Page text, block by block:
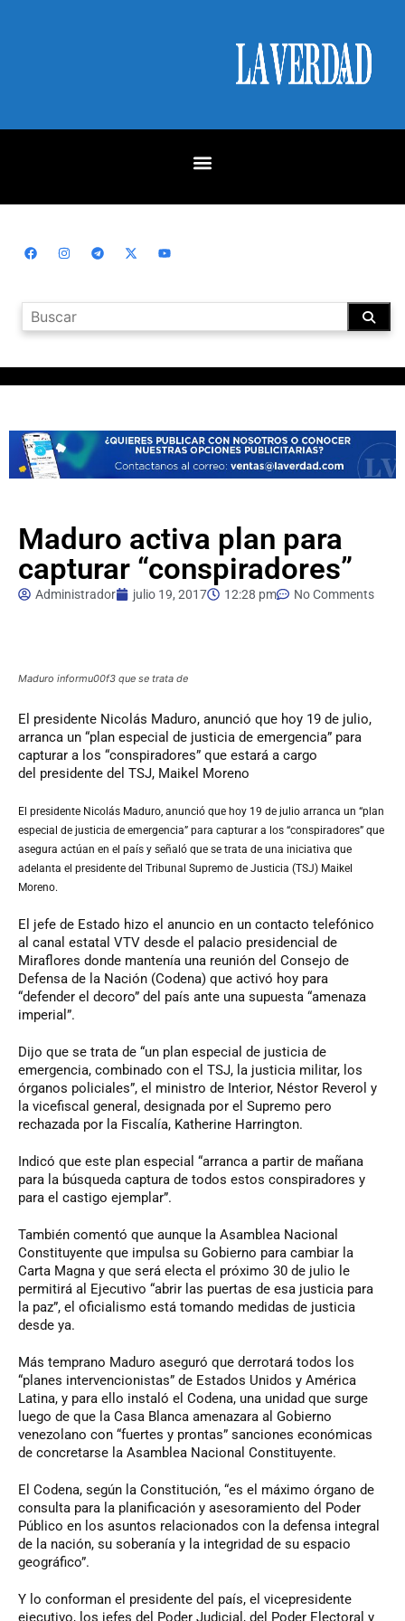
Maduro activa plan para
capturar “conspiradores”
Administrador julio 19, 2017 12:28 pm No Comments
Maduro informu00f3 que se trata de
El presidente Nicolás Maduro, anunció que hoy 19 de julio,
arranca un “plan especial de justicia de emergencia” para
capturar a los “conspiradores” que estará a cargo
del presidente del TSJ, Maikel Moreno
El presidente Nicolás Maduro, anunció que hoy 19 de julio arranca un “plan
especial de justicia de emergencia” para capturar a los “conspiradores” que
asegura actúan en el país y señaló que se trata de una iniciativa que
adelanta el presidente del Tribunal Supremo de Justicia (TSJ) Maikel
Moreno.
El jefe de Estado hizo el anuncio en un contacto telefónico
al canal estatal VTV desde el palacio presidencial de
Miraflores donde mantenía una reunión del Consejo de
Defensa de la Nación (Codena) que activó hoy para
“defender el decoro” del país ante una supuesta “amenaza
imperial”.
Dijo que se trata de “un plan especial de justicia de
emergencia, combinado con el TSJ, la justicia militar, los
órganos policiales”, el ministro de Interior, Néstor Reverol y
la vicefiscal general, designada por el Supremo pero
rechazada por la Fiscalía, Katherine Harrington.
Indicó que este plan especial “arranca a partir de mañana
para la búsqueda captura de todos estos conspiradores y
para el castigo ejemplar”.
También comentó que aunque la Asamblea Nacional
Constituyente que impulsa su Gobierno para cambiar la
Carta Magna y que será electa el próximo 30 de julio le
permitirá al Ejecutivo “abrir las puertas de esa justicia para
la paz”, el oficialismo está tomando medidas de justicia
desde ya.
Más temprano Maduro aseguró que derrotará todos los
“planes intervencionistas” de Estados Unidos y América
Latina, y para ello instaló el Codena, una unidad que surge
luego de que la Casa Blanca amenazara al Gobierno
venezolano con “fuertes y prontas” sanciones económicas
de concretarse la Asamblea Nacional Constituyente.
El Codena, según la Constitución, “es el máximo órgano de
consulta para la planificación y asesoramiento del Poder
Público en los asuntos relacionados con la defensa integral
de la nación, su soberanía y la integridad de su espacio
geográfico”.
Y lo conforman el presidente del país, el vicepresidente
ejecutivo, los jefes del Poder Judicial, del Poder Electoral y